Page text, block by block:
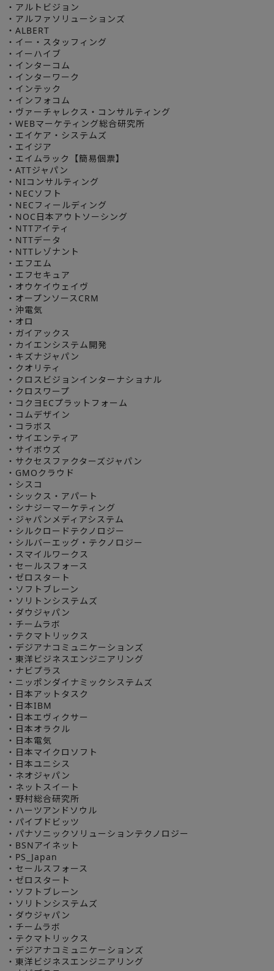
・アルトビジョン
・アルファソリューションズ
・ALBERT
・イー・スタッフィング
・イーハイブ
・インターコム
・インターワーク
・インテック
・インフォコム
・ヴァーチャレクス・コンサルティング
・WEBマーケティング総合研究所
・エイケア・システムズ
・エイジア
・エイムラック【簡易個票】
・ATTジャパン
・NIコンサルティング
・NECソフト
・NECフィールディング
・NOC日本アウトソーシング
・NTTアイティ
・NTTデータ
・NTTレゾナント
・エフエム
・エフセキュア
・オウケイウェイヴ
・オープンソースCRM
・沖電気
・オロ
・ガイアックス
・カイエンシステム開発
・キズナジャパン
・クオリティ
・クロスビジョンインターナショナル
・クロスワープ
・コクヨECプラットフォーム
・コムデザイン
・コラボス
・サイエンティア
・サイボウズ
・サクセスファクターズジャパン
・GMOクラウド
・シスコ
・シックス・アパート
・シナジーマーケティング
・ジャパンメディアシステム
・シルクロードテクノロジー
・シルバーエッグ・テクノロジー
・スマイルワークス
・セールスフォース
・ゼロスタート
・ソフトブレーン
・ソリトンシステムズ
・ダウジャパン
・チームラボ
・テクマトリックス
・デジアナコミュニケーションズ
・東洋ビジネスエンジニアリング
・ナビプラス
・ニッポンダイナミックシステムズ
・日本アットタスク
・日本IBM
・日本エヴィクサー
・日本オラクル
・日本電気
・日本マイクロソフト
・日本ユニシス
・ネオジャパン
・ネットスイート
・野村総合研究所
・ハーツアンドソウル
・パイプドビッツ
・パナソニックソリューションテクノロジー
・BSNアイネット
・PS_Japan
・セールスフォース
・ゼロスタート
・ソフトブレーン
・ソリトンシステムズ
・ダウジャパン
・チームラボ
・テクマトリックス
・デジアナコミュニケーションズ
・東洋ビジネスエンジニアリング